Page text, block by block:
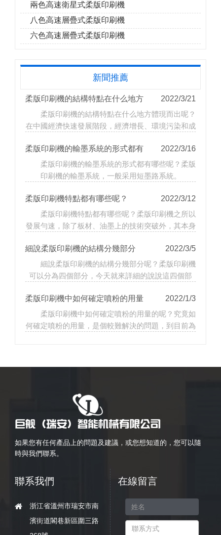
兩色高速衛星式柔版印刷機
八色高速層疊式柔版印刷機
六色高速層疊式柔版印刷機
新聞推薦
柔版印刷機的結構特點在什么地方
體現而出呢？
2022/3/21
柔版印刷機的結構特點在什么地方體現而出呢？
在中國經濟快速發展階段，經濟增長、環境污染和成
柔版印刷機的輸墨系統的形式都有
哪些呢？
2022/3/16
柔版印刷機的輸墨系統的形式都有哪些呢？柔版
印刷機的輸墨系統，一般采用短墨路系統。
柔版印刷機特點都有哪些呢？
2022/3/12
柔版印刷機特點都有哪些呢？柔版印刷機之所以
發展勻速，除了板材、油墨上的技術突破外，其本身
細說柔版印刷機的結構分幾部分
呢？
2022/3/5
細說柔版印刷機的結構分幾部分呢？柔版印刷機
可以分為四個部分，今天就來詳細的說說這四個部
柔版印刷機中如何確定噴粉的用量
的呢？
2022/1/3
柔版印刷機中如何確定噴粉的用量的呢？究竟如
何確定噴粉的用量，是個較難解決的問題，到目前為
如果您有任何產品上的問題及建議，或您想知道的，您可以隨
時與我們聯系。
聯系我們
浙江省溫州市瑞安市南
濱街道閣巷新區圍三路
在線留言